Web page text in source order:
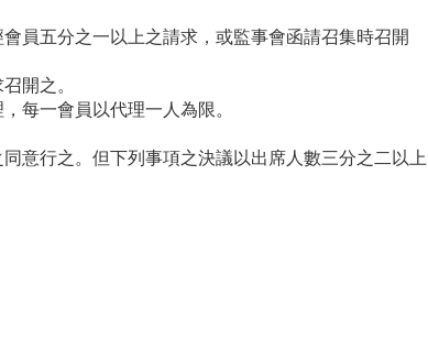
員五分之一以上之請求，或監事會函請召集時召開
開之。
每一會員以代理一人為限。
意行之。但下列事項之決議以出席人數三分之二以上